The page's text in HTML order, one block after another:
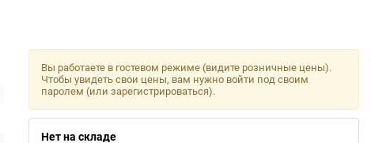
Вы работаете в гостевом режиме (видите розничные цены).
Чтобы увидеть свои цены, вам нужно войти под своим
паролем (или зарегистрироваться).
Нет на складе